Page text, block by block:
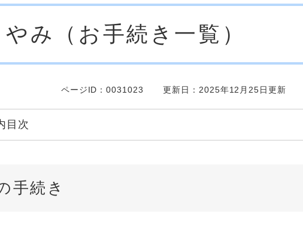
み（お手続き一覧）
ページID：0031023 更新日：2025年12月25日更新
目次
手続き